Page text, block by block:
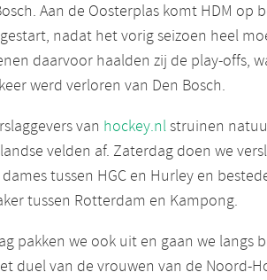
Aan de Oosterplas komt HDM op
nadat het vorig seizoen heel
daarvoor haalden zij de play-offs,
werd verloren van Den Bosch.
van hockey.nlstruinen
velden af. Zaterdag doen we
tussen HGC en Hurley en
tussen Rotterdam en Kampong.
pakken we ook uit en gaan we langs
duel van de vrouwen van de Noord-